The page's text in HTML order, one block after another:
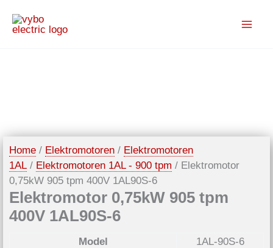
naarUitverkoop!
Home / Elektromotoren / Elektromotoren
1AL / Elektromotoren 1AL - 900 tpm / Elektromotor
0,75kW 905 tpm 400V 1AL90S-6
Elektromotor 0,75kW 905 tpm
400V 1AL90S-6
Model
1AL-90S-6